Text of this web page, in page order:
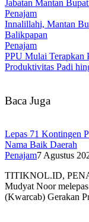
Jabatan Mantan
Penajam
Innalillahi, Mantan
Balikpapan
Penajam
PPU Mulai Terapkan
Produktivitas Padi
Baca Juga
Lepas 71 Kontingen
Nama Baik Daerah
Penajam7 Agustus
TITIKNOL.ID,
Mudyat Noor
(Kwarcab) Gerakan